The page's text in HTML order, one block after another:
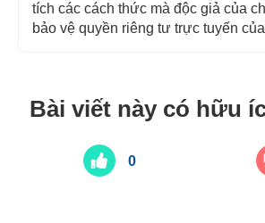
tích các cách thức mà độc giả của
bảo vệ quyền riêng tư trực tuyến
Bài viết này có hữu
0